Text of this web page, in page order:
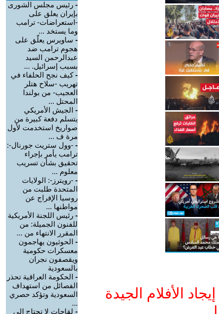
الأفلام الجيدة
- رئيس مجلس الشورى
بإيران يعلق على
-استعراضات- ترامب
وما يستخد ...
- ساويرس يعلّق على
هجوم ترامب ضد
عبدالرحمن السيد
بسبب إسرائيل. ...
-كيف نجح الحلفاء في
تهريب -سلاح هتلر
العجيب- من بولندا
المحتل ...
- الجيش الأمريكي
يتسلم دفعة كبيرة من
صواريخ استخدمت لأول
مرة ف ...
- -وول ستريت جورنال-:
ترامب يأمر بإجراء
تحقيق بشأن تسريب
معلوم ...
- -رويترز-: الولايات
المتحدة طلبت من
روسيا الإفراج عن
مواطنها ...
- رئيس اللجنة الأمريكية
للفنون الجميلة: من
المقرر الانتهاء من ...
- الحوثيون يهاجمون
معسكرات حكومية
ويقصفون نجران
بالسعودية
- الحكومة العراقية تحذر
الفصائل من استهداف
السعودية وتؤكد حصري
...
- لقاحات لا تحتاج إلى